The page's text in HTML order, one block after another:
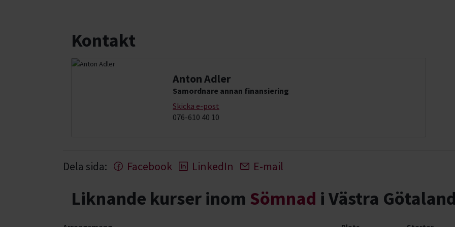
Kontakt
Anton Adler
Samordnare annan finansiering
Skicka e-post
076-610 40 10
Dela sida: Facebook LinkedIn E-mail
Liknande kurser inom Sömnad i Västra